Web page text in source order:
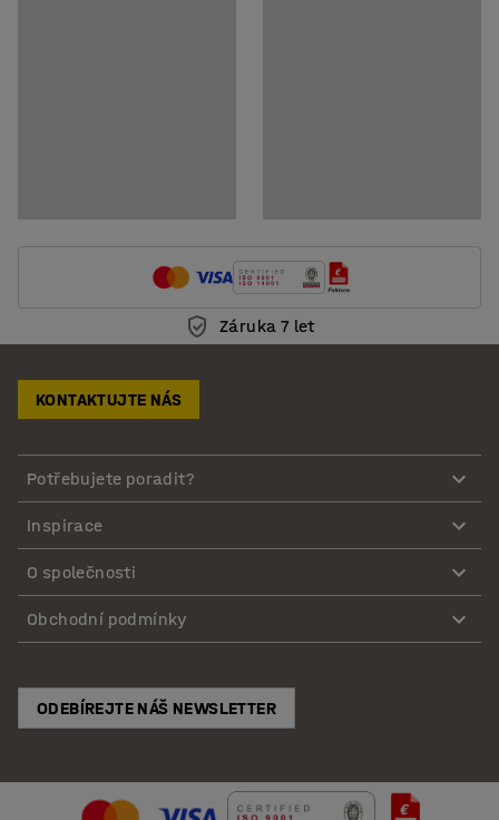
Záruka 7 let
KONTAKTUJTE NÁS
Potřebujete poradit?
Inspirace
O společnosti
Obchodní podmínky
ODEBÍREJTE NÁŠ NEWSLETTER